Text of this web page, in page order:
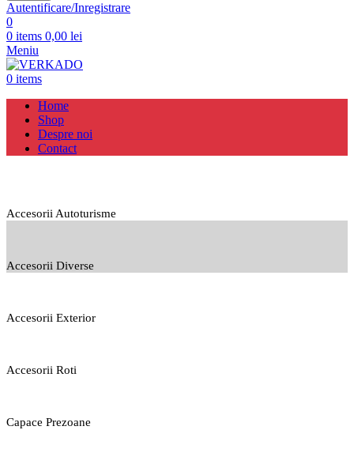
Autentificare/Inregistrare
0
0 items 0,00 lei
Meniu
0 items
Home
Shop
Despre noi
Contact
Accesorii Autoturisme
Accesorii Diverse
Accesorii Exterior
Accesorii Roti
Capace Prezoane